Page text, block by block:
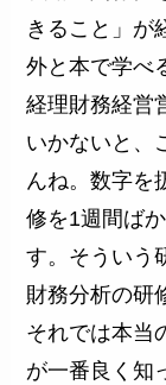
きること」が
外と本で学べ
経理財務経営
いかないと、
んね。数字を
修を1週間ば
す。そういう
財務分析の研
それでは本当
が一番良く知